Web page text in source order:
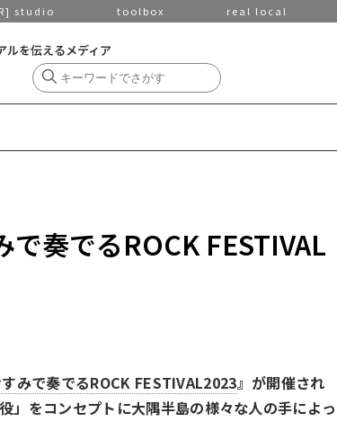
studio toolbox real local
ルを伝えるメディア
奏でるROCK FESTIVAL
みで奏でるROCK FESTIVAL2023』が開催され
」をコンセプトに大隅半島の様々な人の手によっ